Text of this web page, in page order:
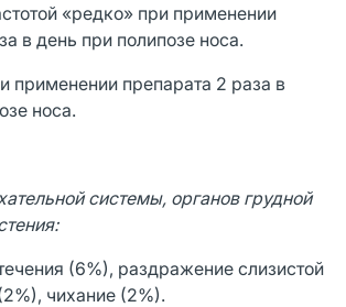
«редко» при применении
в день при полипозе носа.
применении препарата 2 раза в
носа.
системы, органов грудной
(6%), раздражение слизистой
чихание (2%).